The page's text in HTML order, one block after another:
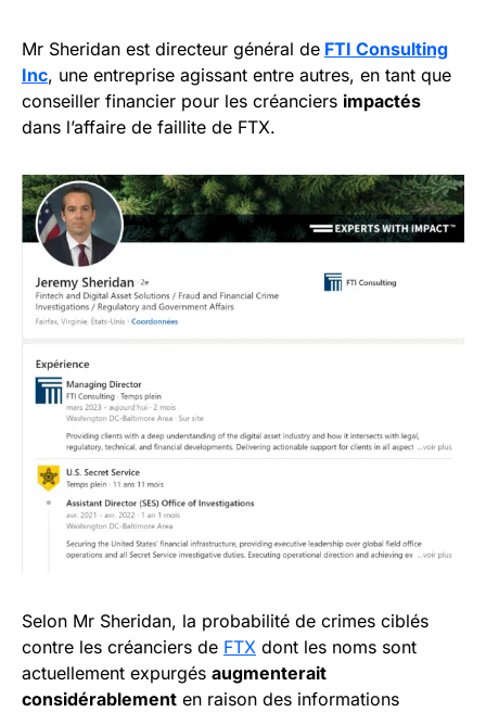
Mr Sheridan est directeur général de FTI Consulting
Inc, une entreprise agissant entre autres, en tant que
conseiller financier pour les créanciers impactés
dans l’affaire de faillite de FTX.
Selon Mr Sheridan, la probabilité de crimes ciblés
contre les créanciers de FTX dont les noms sont
actuellement expurgés augmenterait
considérablement en raison des informations